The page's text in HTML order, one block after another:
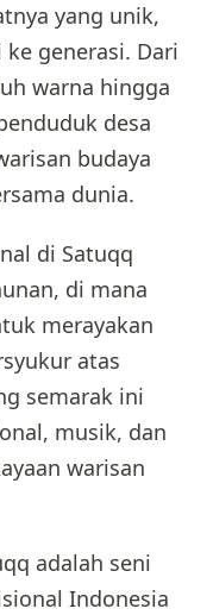
yang unik,
generasi. Dari
warna hingga
desa
budaya
dunia.
di Satuqq
di mana
merayakan
atas
semarak ini
musik, dan
warisan
adalah seni
Indonesia